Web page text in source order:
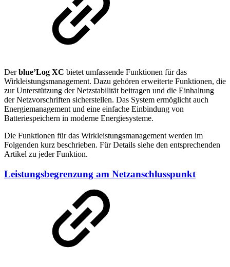
Derblue’Log XC bietet umfassende Funktionen für das
Wirkleistungsmanagement. Dazu gehören erweiterte Funktionen, die
zur Unterstützung der Netzstabilität beitragen und die Einhaltung
der Netzvorschriften sicherstellen. Das System ermöglicht auch
Energiemanagement und eine einfache Einbindung von
Batteriespeichern in moderne Energiesysteme.
Die Funktionen für das Wirkleistungsmanagement werden im
Folgenden kurz beschrieben. Für Details siehe den entsprechenden
Artikel zu jeder Funktion.
Leistungsbegrenzung am Netzanschlusspunkt